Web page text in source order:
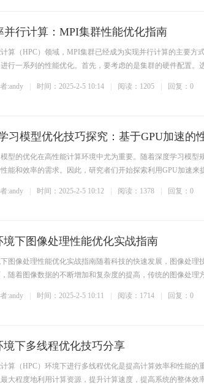
并行计算：MPI集群性能优化指南
算（HPC）领域，MPI集群已经成为实现并行计算的主要方
行一系列的性能优化。首先，要考虑的是集群的硬件配置。
:andy
时间：2025-2-5 10:14 阅读：1205 回复：0
习模型优化技巧探究：基于GPU加速的
型的优化在高性能计算环境中尤为重要。随着深度学习模型
能和效率的需求。因此，研究者们开始探索利用GPU加速来
:andy
时间：2025-2-5 10:12 阅读：1378 回复：0
境下图像处理性能优化实战指南
图像处理性能优化实战指南随着科技的快速发展，图像处理
随着图像数据的不断增加和复杂度的提高，传统的图像处理
:andy
时间：2025-2-5 10:11 阅读：1714 回复：0
境下多线程优化技巧分享
算（HPC）环境下进行多线程优化是提高计算效率和性能的
大程度地利用计算资源，提升计算速度，提高系统的整体效